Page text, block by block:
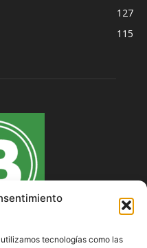
tecnologías como las
127
115